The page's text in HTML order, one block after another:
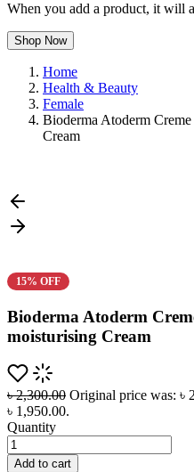
When you add a product, it will
Shop Now
Home
Health & Beauty
Female
Bioderma Atoderm
Cream
15% OFF
Bioderma Atoderm
moisturising Cream
৳2,300.00 Original price was: ৳
৳ 1,950.00.
Quantity
Add to cart